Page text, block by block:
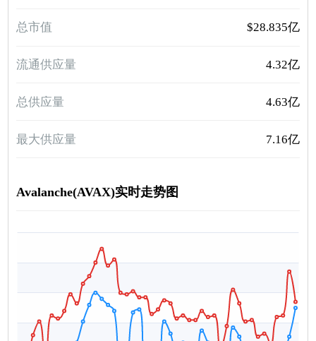
总市值 $28.835亿
流通供应量 4.32亿
总供应量 4.63亿
最大供应量 7.16亿
Avalanche(AVAX)实时走势图